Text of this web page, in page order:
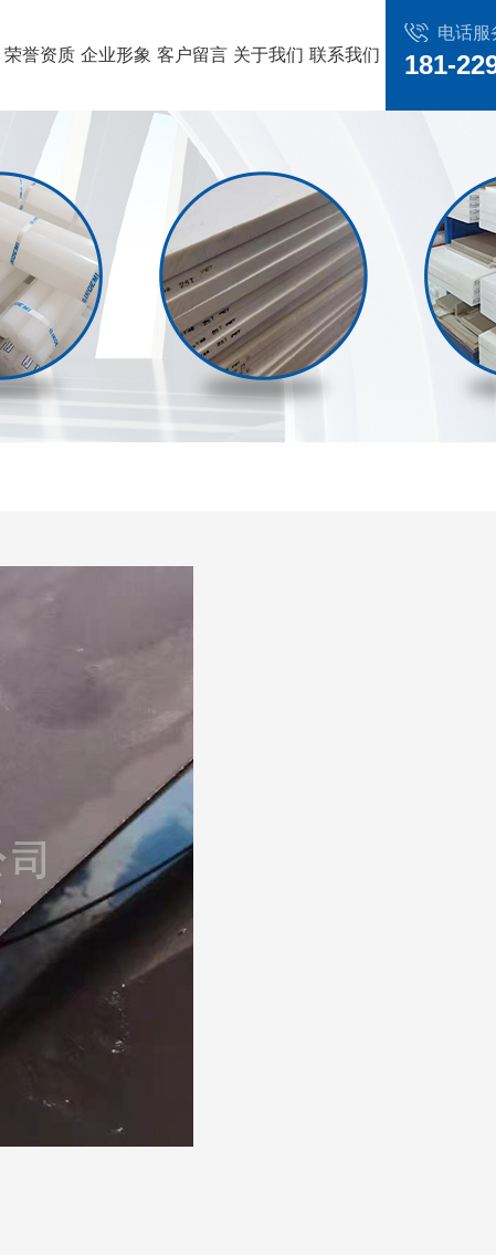
荣誉资质 企业形象 客户留言 关于我们 联系我们
电话服
181-